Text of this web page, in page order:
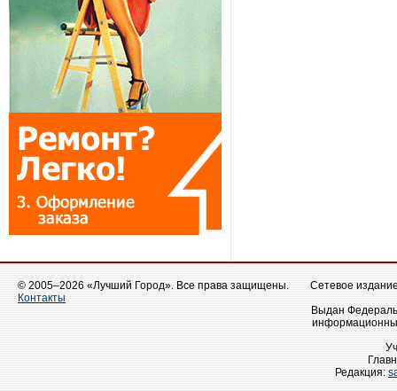
© 2005–2026 «Лучший Город». Все права защищены.
Контакты
Сетевое
Выдан
Редакция: